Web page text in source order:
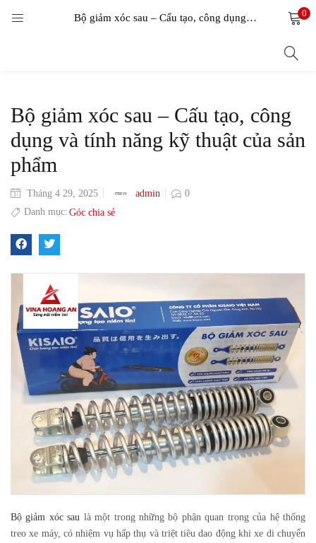
Bộ giảm xóc sau – Cấu tạo, công dụng và tính năng kỹ thuật của sản phẩm 0
Bộ giảm xóc sau – Cấu tạo, công
dụng và tính năng kỹ thuật của sản
phẩm
Tháng 4 29, 2025 admin
0
Danh mục: Góc chia sẻ
Bộ giảm xóc sau là một trong những bộ phận quan trọng của hệ thống
treo xe máy, có nhiệm vụ hấp thụ và triệt tiêu dao động khi xe di chuyển
LOGIN
Remember me
Login